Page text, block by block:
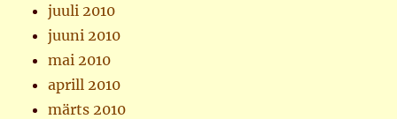
juuli 2010
juuni 2010
mai 2010
aprill 2010
märts 2010